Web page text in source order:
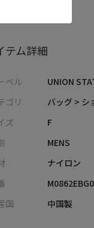
テム詳細
ベル
UNION
ゴリ
バッグ > シ
ズ
F
MENS
ナイロン
国
中国製